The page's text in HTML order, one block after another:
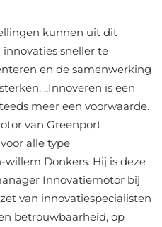
kunnen uit dit
sneller te
en de samenwerking
,,Innoveren is een
meer een voorwaarde.
van Greenport
alle type
Donkers. Hij is deze
Innovatiemotor bij
van innovatiespecialisten
betrouwbaarheid, op